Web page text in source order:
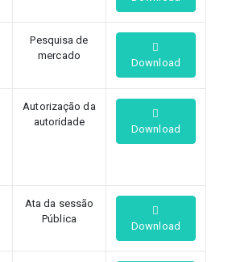
Pesquisa de
mercado
Download
Autorização da
autoridade
Download
Ata da sessão
Pública
Download